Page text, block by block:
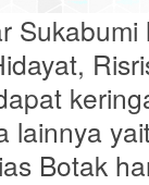
lainnya
Botak